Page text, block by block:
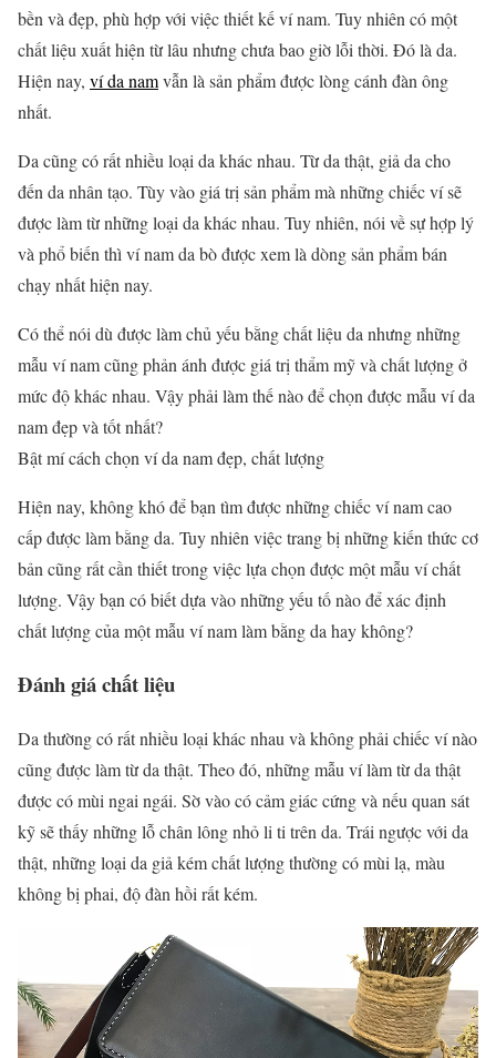
bền và đẹp, phù hợp với việc thiết kế ví nam. Tuy nhiên có một
chất liệu xuất hiện từ lâu nhưng chưa bao giờ lỗi thời. Đó là da.
Hiện nay, ví da namvẫn là sản phẩm được lòng cánh đàn ông
nhất.
Da cũng có rất nhiều loại da khác nhau. Từ da thật, giả da cho
đến da nhân tạo. Tùy vào giá trị sản phẩm mà những chiếc ví sẽ
được làm từ những loại da khác nhau. Tuy nhiên, nói về sự hợp lý
và phổ biến thì ví nam da bò được xem là dòng sản phẩm bán
chạy nhất hiện nay.
Có thể nói dù được làm chủ yếu bằng chất liệu da nhưng những
mẫu ví nam cũng phản ánh được giá trị thẩm mỹ và chất lượng ở
mức độ khác nhau. Vậy phải làm thế nào để chọn được mẫu ví da
nam đẹp và tốt nhất?
Bật mí cách chọn ví da nam đẹp, chất lượng
Hiện nay, không khó để bạn tìm được những chiếc ví nam cao
cấp được làm bằng da. Tuy nhiên việc trang bị những kiến thức cơ
bản cũng rất cần thiết trong việc lựa chọn được một mẫu ví chất
lượng. Vậy bạn có biết dựa vào những yếu tố nào để xác định
chất lượng của một mẫu ví nam làm bằng da hay không?
Đánh giá chất liệu
Da thường có rất nhiều loại khác nhau và không phải chiếc ví nào
cũng được làm từ da thật. Theo đó, những mẫu ví làm từ da thật
được có mùi ngai ngái. Sờ vào có cảm giác cứng và nếu quan sát
kỹ sẽ thấy những lỗ chân lông nhỏ li ti trên da. Trái ngược với da
thật, những loại da giả kém chất lượng thường có mùi lạ, màu
không bị phai, độ đàn hồi rất kém.